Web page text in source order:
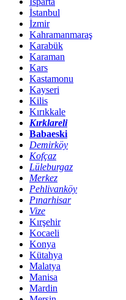
İstanbul
İzmir
Kahramanmaraş
Karabük
Karaman
Kars
Kastamonu
Kayseri
Kilis
Kırıkkale
Kırklareli
Babaeski
Demirköy
Kofçaz
Lüleburgaz
Merkez
Pehlivanköy
Pınarhisar
Vize
Kırşehir
Kocaeli
Konya
Kütahya
Malatya
Manisa
Mardin